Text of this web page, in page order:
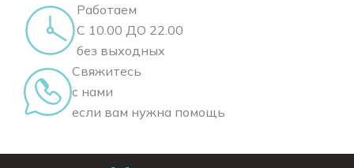
Работаем
С 10.00 ДО 22.00
без выходных
Свяжитесь
с нами
если вам нужна помощь